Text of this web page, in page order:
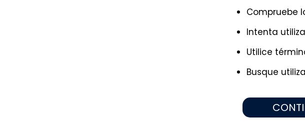
Compruebe
Intenta
Utilice
Busque
7.
8 .
pijama
9.
zapatos
10 . disney